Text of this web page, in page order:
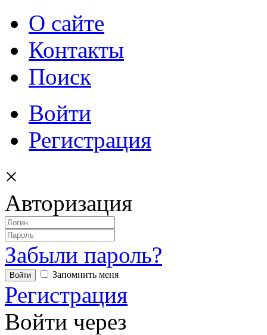
О сайте
Контакты
Поиск
Войти
Регистрация
×
Авторизация
Забыли пароль?
Запомнить меня
Регистрация
Войти через